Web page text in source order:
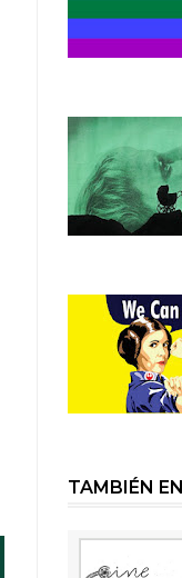
TAMBIÉN